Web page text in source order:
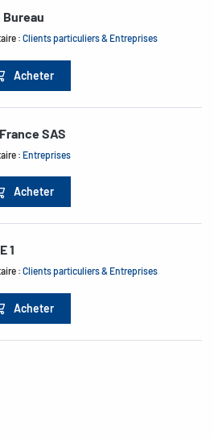
:Clients particuliers & Entreprises
Acheter
SAS
: Entreprises
Acheter
1
:Clients particuliers & Entreprises
Acheter